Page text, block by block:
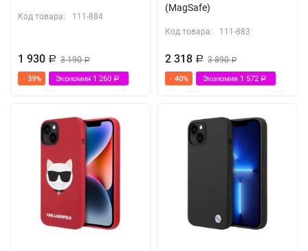
Код товара: 111-884
1 930 Р 3 190Р
- 39% Экономия 1 260 Р
(MagSafe)
Код товара: 111-883
2 318 Р 3 890Р
- 40% Экономия 1 572 Р